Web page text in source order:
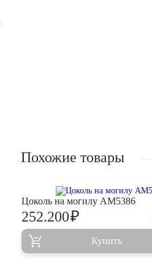
Похожие товары
Цоколь на могилу AM5386
252.200₽
Купить